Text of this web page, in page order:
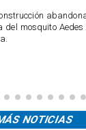
mosquito Aedes
NOTICIAS